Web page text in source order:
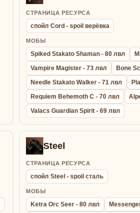
СТРАНИЦА РЕСУРСА
спойл Cord - spoil верёвка
МОБЫ
Spiked Stakato Shaman - 80 лвл
Vampire Magister - 73 лвл
Bone
Needle Stakato Walker - 71 лвл
Requiem Behemoth C - 70 лвл
Valacs Guardian Spirit - 69 лвл
Steel
СТРАНИЦА РЕСУРСА
спойл Steel - spoil сталь
МОБЫ
Ketra Orc Seer - 80 лвл